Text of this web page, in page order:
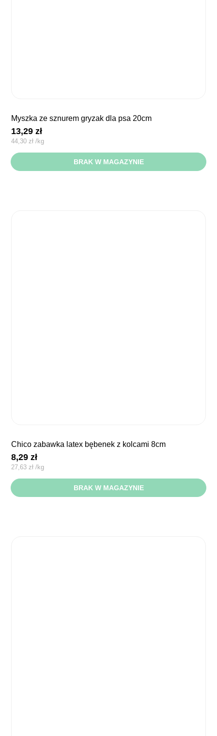
myszka ze sznurem gryzak dla psa 20cm
13,29zł
44,30zł /kg
BRAK W MAGAZYNIE
chico zabawka latex bębenek z kolcami 8cm
8,29zł
27,63 zł /kg
BRAK W MAGAZYNIE